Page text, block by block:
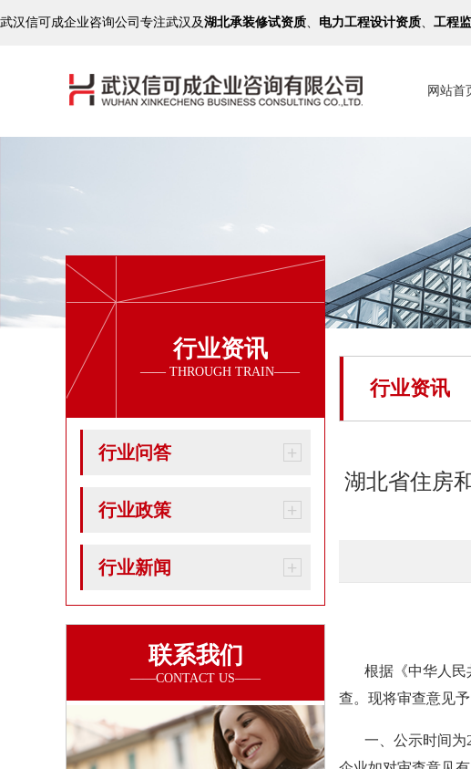
武汉信可成企业咨询公司专注武汉及湖北承装修试资质、 电力工程设计资质、 工程
网站首
行业资讯
行业问答
行业政策
行业新闻
联系我们
行业资讯
湖北省住房
根据《中华人民共
查。现将审查意见
一、公示时间为